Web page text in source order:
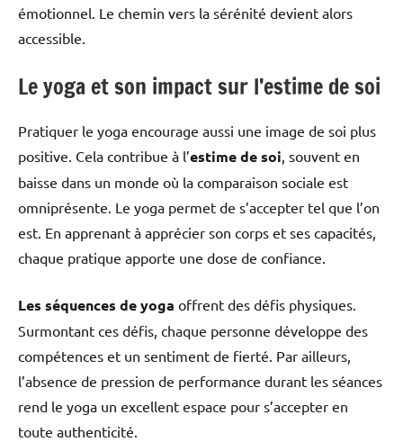
émotionnel. Le chemin vers la sérénité devient alors
accessible.
Le yoga et son impact sur l’estime de soi
Pratiquer le yoga encourage aussi une image de soi plus
positive. Cela contribue à l’estime de soi, souvent en
baisse dans un monde où la comparaison sociale est
omniprésente. Le yoga permet de s’accepter tel que l’on
est. En apprenant à apprécier son corps et ses capacités,
chaque pratique apporte une dose de confiance.
Les séquences de yoga offrent des défis physiques.
Surmontant ces défis, chaque personne développe des
compétences et un sentiment de fierté. Par ailleurs,
l’absence de pression de performance durant les séances
rend le yoga un excellent espace pour s’accepter en
toute authenticité.